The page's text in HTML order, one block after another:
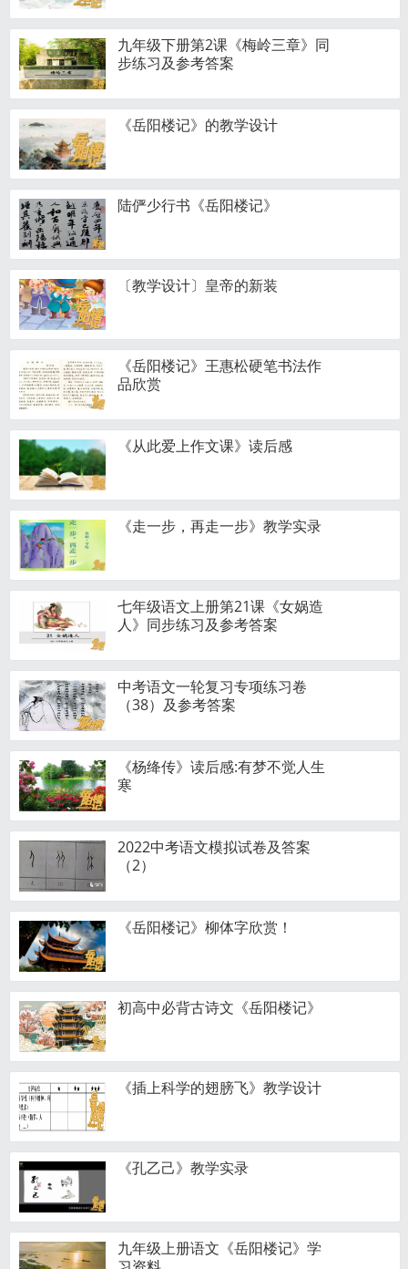
九年级下册第2课《梅岭三章》同
步练习及参考答案
《岳阳楼记》的教学设计
陆俨少行书《岳阳楼记》
〔教学设计〕皇帝的新装
《岳阳楼记》王惠松硬笔书法作
品欣赏
《从此爱上作文课》读后感
《走一步，再走一步》教学实录
七年级语文上册第21课《女娲造
人》同步练习及参考答案
中考语文一轮复习专项练习卷
（38）及参考答案
《杨绛传》读后感:有梦不觉人生
寒
2022中考语文模拟试卷及答案
（2）
《岳阳楼记》柳体字欣赏！
初高中必背古诗文《岳阳楼记》
《插上科学的翅膀飞》教学设计
《孔乙己》教学实录
九年级上册语文《岳阳楼记》学